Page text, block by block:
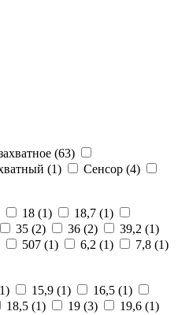
(63)
(1) Сенсор (4)
18 (1) 18,7 (1)
35 (2) 36 (2) 39,2 (1)
507 (1) 6,2 (1) 7,8 (1)
1) 15,9 (1) 16,5 (1)
18,5 (1) 19 (3) 19,6 (1)